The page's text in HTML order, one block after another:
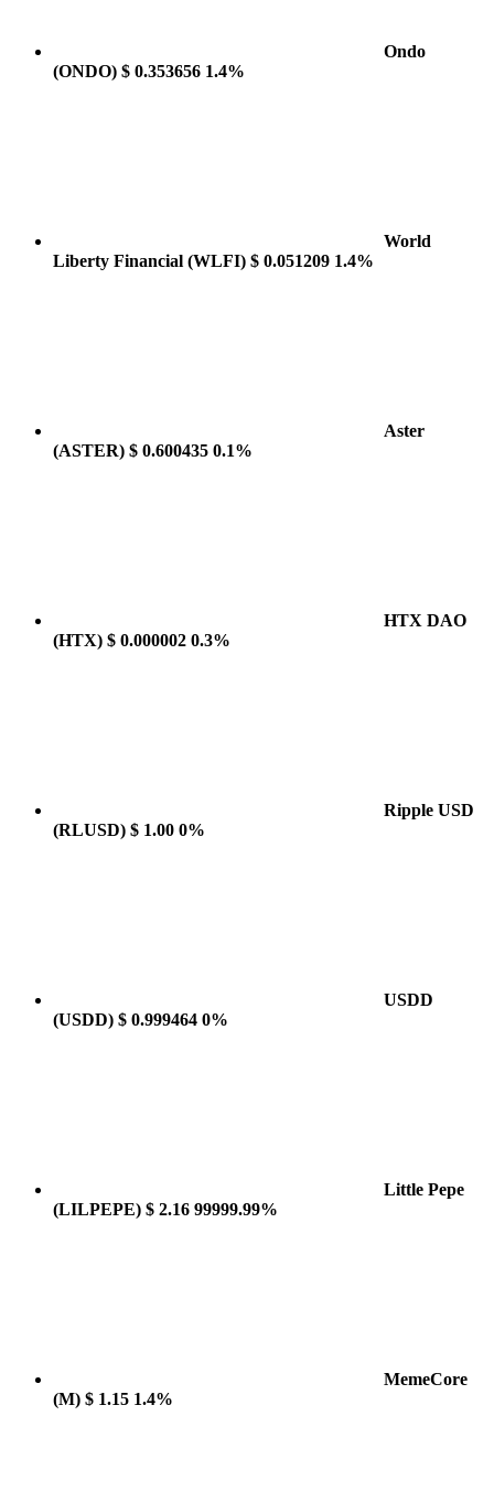
Ondo
(ONDO) $ 0.353656 1.4%
World
Liberty Financial (WLFI) $ 0.051209 1.4%
Aster
(ASTER) $ 0.600435 0.1%
HTX DAO
(HTX) $ 0.000002 0.3%
Ripple USD
(RLUSD) $ 1.00 0%
USDD
(USDD) $ 0.999464 0%
Little Pepe
(LILPEPE) $ 2.16 99999.99%
MemeCore
(M) $ 1.15 1.4%